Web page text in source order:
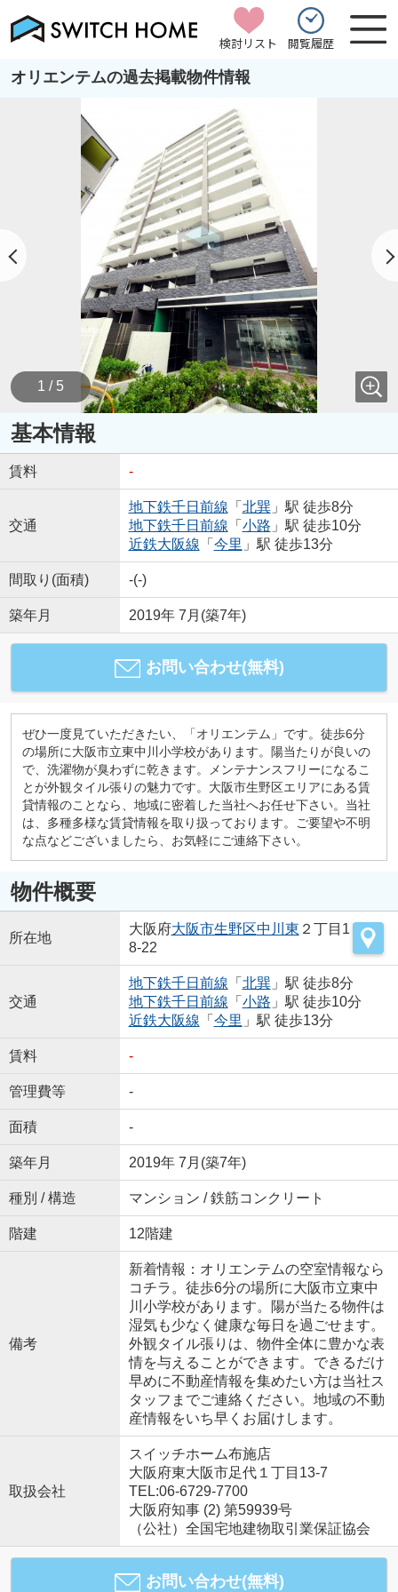
検討リスト 閲覧履歴
オリエンテムの過去掲載物件情報
1 / 5
基本情報
賃料 -
交通
地下鉄千日前線 「 北巽」駅 徒歩8分
地下鉄千日前線 「 小路 」駅 徒歩10分
近鉄大阪線 「 今里 」駅 徒歩13分
間取り(面積) -(-)
築年月 2019年 7月(築7年)
お問い合わせ(無料)
ぜひ一度見ていただきたい、「オリエンテム」です。徒歩6分
の場所に大阪市立東中川小学校があります。陽当たりが良いの
で、洗濯物が臭わずに乾きます。メンテナンスフリーになるこ
とが外観タイル張りの魅力です。大阪市生野区エリアにある賃
貸情報のことなら、地域に密着した当社へお任せ下さい。当社
は、多種多様な賃貸情報を取り扱っております。ご要望や不明
な点などございましたら、お気軽にご連絡下さい。
物件概要
所在地
大阪府大阪市生野区中川東 ２丁目1
8-22
交通
地下鉄千日前線 「 北巽」駅 徒歩8分
地下鉄千日前線 「 小路 」駅 徒歩10分
近鉄大阪線 「 今里 」駅 徒歩13分
賃料 -
管理費等 -
面積 -
築年月 2019年 7月(築7年)
種別 / 構造 マンション / 鉄筋コンクリート
階建 12階建
備考
新着情報：オリエンテムの空室情報なら
コチラ。徒歩6分の場所に大阪市立東中
川小学校があります。陽が当たる物件は
湿気も少なく健康な毎日を過ごせます。
外観タイル張りは、物件全体に豊かな表
情を与えることができます。できるだけ
早めに不動産情報を集めたい方は当社ス
タッフまでご連絡ください。地域の不動
産情報をいち早くお届けします。
取扱会社
スイッチホーム布施店
大阪府東大阪市足代１丁目13-7
TEL:06-6729-7700
大阪府知事 (2) 第59939号
（公社）全国宅地建物取引業保証協会
お問い合わせ(無料)